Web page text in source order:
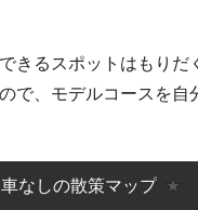
きるスポットはもり
で、モデルコースを自